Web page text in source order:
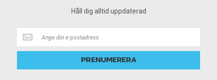
Håll dig alltid uppdaterad
Håll
dig
alltid
PRENUMERERA